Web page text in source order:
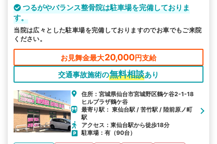
つるがやバランス整骨院は駐車場を完備しておりま
す。
当院は広々とした駐車場を完備しておりますのでお車でもご来院
ください。
お見舞金最大20,000円支給
交通事故施術の無料相談あり
住所：宮城県仙台市宮城野区鶴ケ谷2-1-18
ヒルプラザ鶴ケ谷
最寄り駅： 東仙台駅 / 苦竹駅 / 陸前原ノ町
駅
アクセス：東仙台駅から徒歩18分
駐車場：有（90台）